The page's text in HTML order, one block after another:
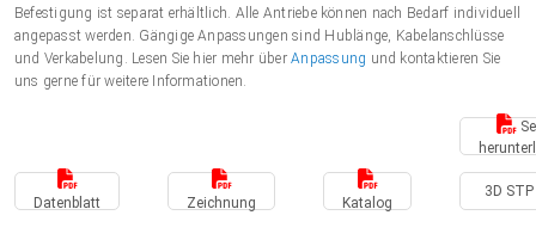
Suomi (EUR)
Befestigung ist separat erhältlich. Alle Antriebe können nach Bedarf individuell
angepasst werden. Gängige Anpassungen sind Hublänge, Kabelanschlüsse
und Verkabelung. Lesen Sie hier mehr überAnpassung und kontaktieren Sie
uns gerne für weitere Informationen.
Datenblatt Zeichnung Katalog
3D STP